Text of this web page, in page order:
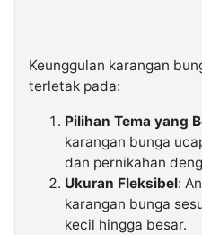
Keunggulan karangan
terletak pada:
Pilihan Tema yang
karangan bunga
dan pernikahan
Ukuran Fleksibel:
karangan bunga
kecil hingga besar.